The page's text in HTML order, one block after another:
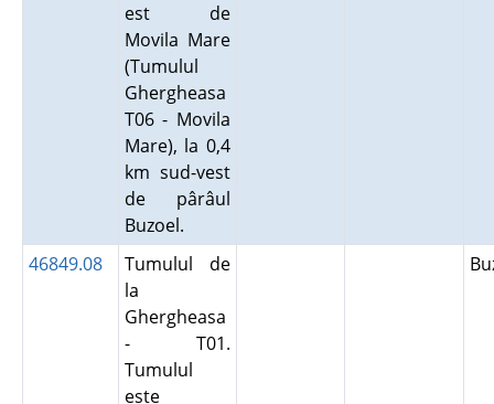
est de
Movila Mare
(Tumulul
Ghergheasa
T06 - Movila
Mare), la 0,4
km sud-vest
de pârâul
Buzoel.
46849.08
Tumulul de
la
Ghergheasa
- T01.
Tumulul
este